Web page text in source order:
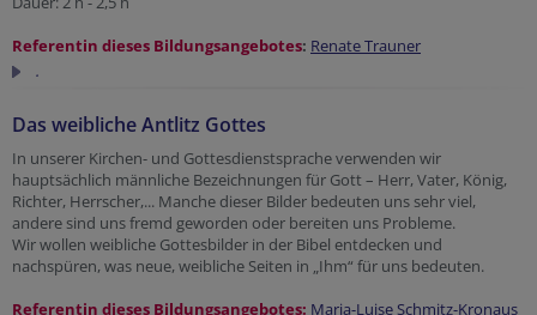
Referentin dieses Bildungsangebotes: Renate Trauner
.
Das weibliche Antlitz Gottes
In unserer Kirchen- und Gottesdienstsprache verwenden wir
hauptsächlich männliche Bezeichnungen für Gott – Herr, Vater, König,
Richter, Herrscher,... Manche dieser Bilder bedeuten uns sehr viel,
andere sind uns fremd geworden oder bereiten uns Probleme.
Wir wollen weibliche Gottesbilder in der Bibel entdecken und
nachspüren, was neue, weibliche Seiten in „Ihm“ für uns bedeuten.
Referentin dieses Bildungsangebotes: Maria-Luise Schmitz-Kronaus